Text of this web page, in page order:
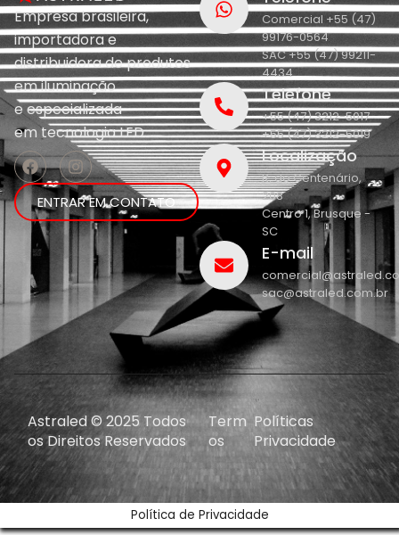
Empresa brasileira,
importadora e
distribuidora de produtos
em iluminação
eespecializada
emtecnologia LED.
ENTRAR EM CONTATO
Comercial +55 (47)
99176-0564
SAC +55 (47) 99211-
4434
Telefone
+55 (47) 3212-5017
+55 (47) 3212-5019
Localização
R. do Centenário,
208
Centro 1, Brusque -
SC
E-mail
sac@astraled.com.br
Astraled © 2025 Todos
os Direitos Reservados
Term
os
Políticas
Privacidade
Política de Privacidade